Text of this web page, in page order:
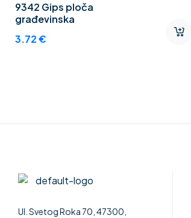
9342 Gips ploča
građevinska
3.72€
Ul. Svetog Roka 70, 47300,